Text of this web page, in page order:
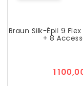
Braun Silk-Épil 9
+ 8
1